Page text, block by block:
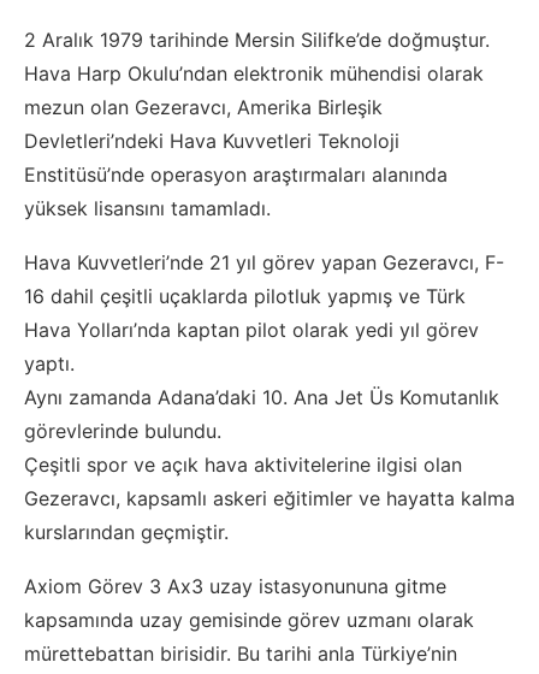
2 Aralık 1979 tarihinde Mersin Silifke’de doğmuştur.
Hava Harp Okulu’ndan elektronik mühendisi olarak
mezun olan Gezeravcı, Amerika Birleşik
Devletleri’ndeki Hava Kuvvetleri Teknoloji
Enstitüsü’nde operasyon araştırmaları alanında
yüksek lisansını tamamladı.
Hava Kuvvetleri’nde 21 yıl görev yapan Gezeravcı, F-
16 dahil çeşitli uçaklarda pilotluk yapmış ve Türk
Hava Yolları’nda kaptan pilot olarak yedi yıl görev
yaptı.
Aynı zamanda Adana’daki 10. Ana Jet Üs Komutanlık
görevlerinde bulundu.
Çeşitli spor ve açık hava aktivitelerine ilgisi olan
Gezeravcı, kapsamlı askeri eğitimler ve hayatta kalma
kurslarından geçmiştir.
Axiom Görev 3 Ax3 uzay istasyonununa gitme
kapsamında uzay gemisinde görev uzmanı olarak
mürettebattan birisidir. Bu tarihi anla Türkiye’nin